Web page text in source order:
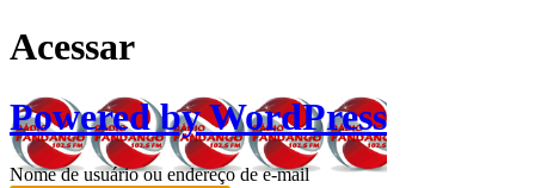
Acessar
Powered by WordPress
Nome de usuário ou endereço de e-mail